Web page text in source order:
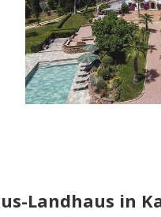
Landhaus in